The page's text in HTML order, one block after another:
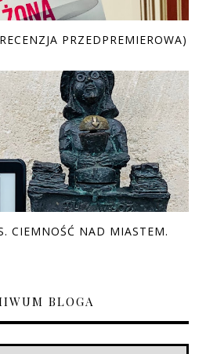
PRZEDPREMIEROWA)
CIEMNOŚĆ NAD MIASTEM.
BLOGA